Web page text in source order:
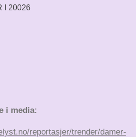
I 20026
i media:
reportasjer/trender/damer-